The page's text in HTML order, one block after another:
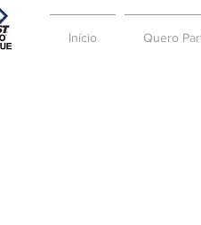
Início Quero